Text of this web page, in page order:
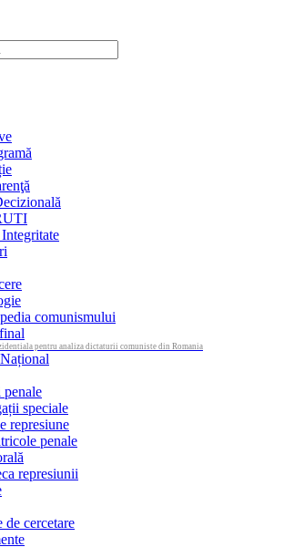
comunismului
pentru analiza dictaturii comuniste din Romania
penale
speciale
represiune
penale
represiunii
de cercetare